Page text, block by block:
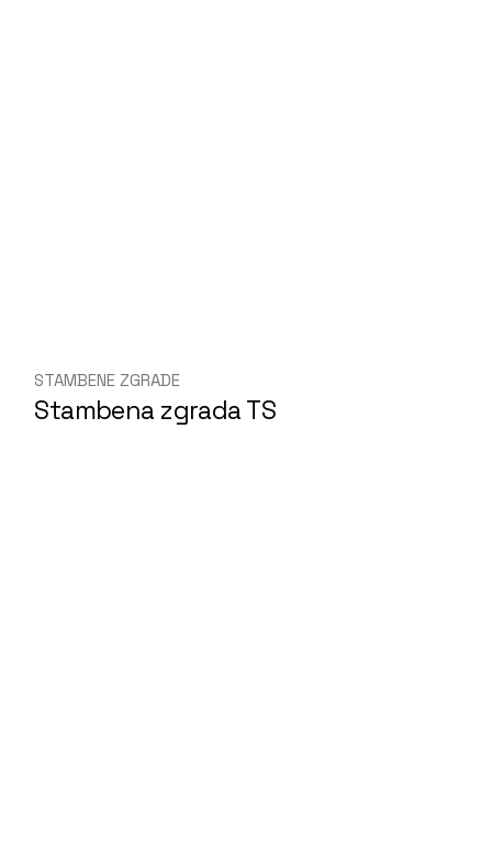
STAMBENE ZGRADE
Stambena zgrada TS